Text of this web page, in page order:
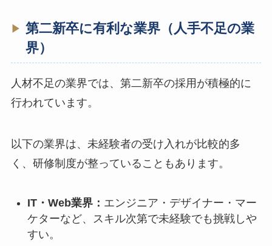
第二新卒に有利な業界（人手不足の業
界）
人材不足の業界では、第二新卒の採用が積極的に
行われています。
以下の業界は、未経験者の受け入れが比較的多
く、研修制度が整っていることもあります。
IT・Web業界： エンジニア・デザイナー・マー
ケターなど、スキル次第で未経験でも挑戦しや
すい。